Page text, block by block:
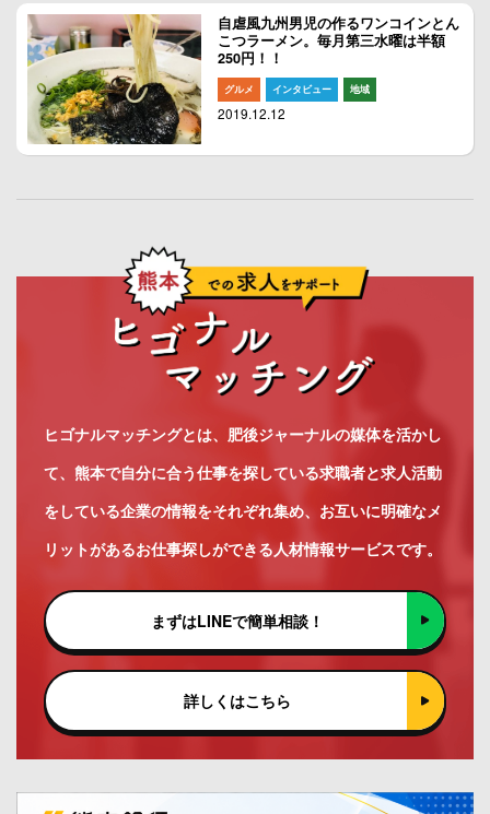
自虐風九州男児の作るワンコインとん
こつラーメン。毎月第三水曜は半額
250円！！
グルメ インタビュー 地域
2019.12.12
ヒゴナルマッチングとは、肥後ジャーナルの媒体を活かし
て、熊本で自分に合う仕事を探している求職者と求人活動
をしている企業の情報をそれぞれ集め、お互いに明確なメ
リットがあるお仕事探しができる人材情報サービスです。
まずはLINEで簡単相談！
詳しくはこちら